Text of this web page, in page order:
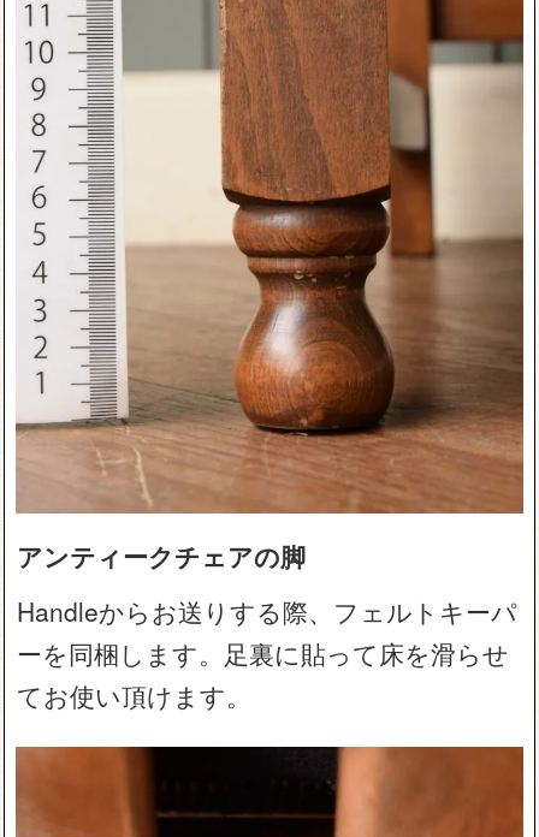
アンティークチェアの脚
Handleからお送りする際、フェルトキーパ
ーを同梱します。足裏に貼って床を滑らせ
てお使い頂けます。